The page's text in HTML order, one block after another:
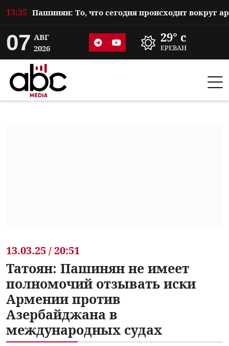
13:35
07 АВГ
2026
29° c
ЕРЕВАН
13.03.25 / 20:51
Татоян: Пашинян не имеет
полномочий отзывать иски
Армении против
Азербайджана в
международных судах